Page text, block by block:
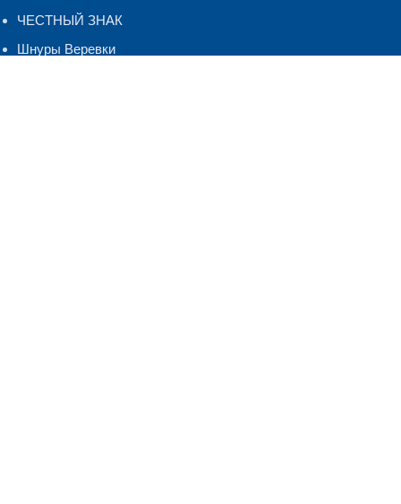
ЧЕСТНЫЙ ЗНАК
Шнуры Веревки